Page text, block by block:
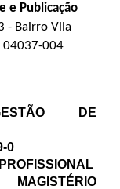
e Publicação
- Bairro Vila
04037-004
DE
0